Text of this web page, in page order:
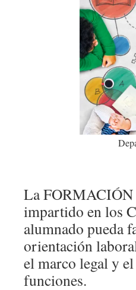
La
impartido en los
alumnado pueda
orientación
el marco legal y
funciones.